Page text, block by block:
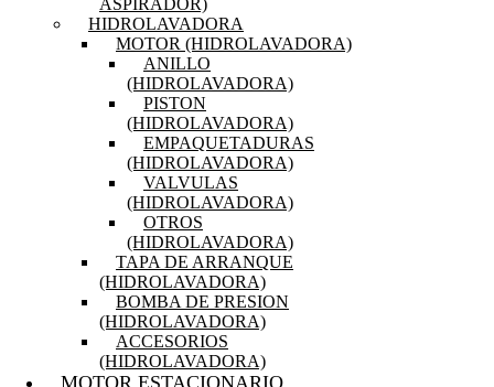
ASPIRADOR)
HIDROLAVADORA
MOTOR (HIDROLAVADORA)
ANILLO
(HIDROLAVADORA)
PISTON
(HIDROLAVADORA)
EMPAQUETADURAS
(HIDROLAVADORA)
VALVULAS
(HIDROLAVADORA)
OTROS
(HIDROLAVADORA)
TAPA DE ARRANQUE
(HIDROLAVADORA)
BOMBA DE PRESION
(HIDROLAVADORA)
ACCESORIOS
(HIDROLAVADORA)